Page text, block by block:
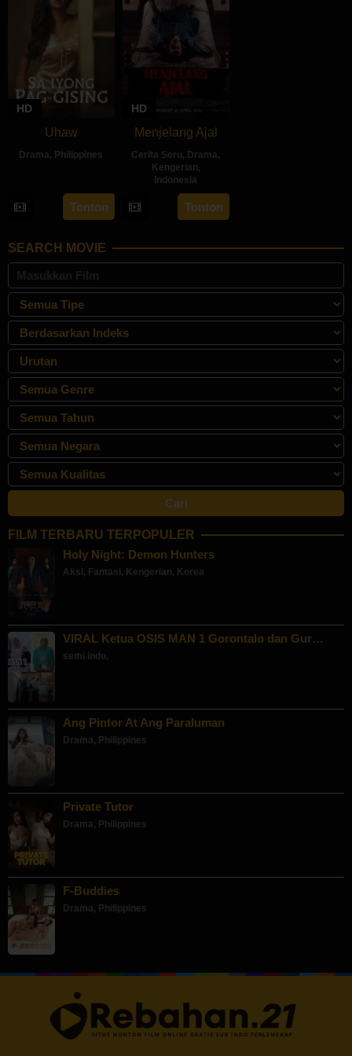
HD
Uhaw
Drama, Philippines
Aug
2024
Bonifacio
Tonton
HD
Menjelang Ajal
Cerita Seru, Drama,
Kengerian,
Indonesia
30
Apr
Hadrah
Daeng
Tonton
SEARCH MOVIE
FILM TERBARU TERPOPULER
Holy Night: Demon Hunters
Aksi, Fantasi, Kengerian, Korea
VIRAL Ketua OSIS MAN 1 Gorontalo dan Gur…
semi indo,
Ang Pintor At Ang Paraluman
Drama, Philippines
Private Tutor
Drama, Philippines
F-Buddies
Drama, Philippines